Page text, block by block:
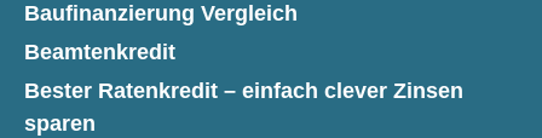
Baufinanzierung Vergleich
Beamtenkredit
Bester Ratenkredit – einfach clever Zinsen
sparen